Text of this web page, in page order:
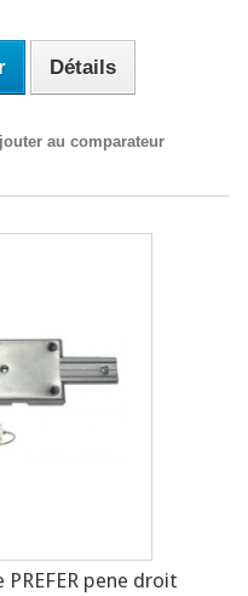
Détails
au comparateur
pene droit